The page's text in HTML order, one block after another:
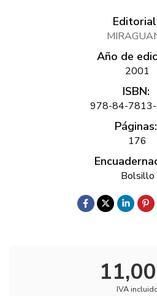
Año de
2001
ISBN:
978-84-
Páginas:
176
Bolsillo
IVA